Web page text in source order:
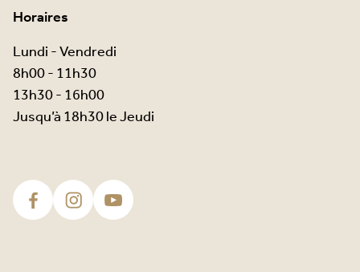
Horaires
Lundi - Vendredi
8h00 - 11h30
13h30 - 16h00
Jusqu’à 18h30 le Jeudi